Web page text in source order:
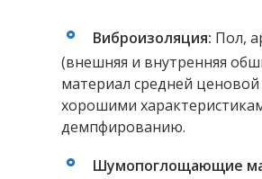
Виброизоляция: Пол,
(внешняя и внутренняя
материал средней ценовой
хорошими
демпфированию.
Шумопоглощающие